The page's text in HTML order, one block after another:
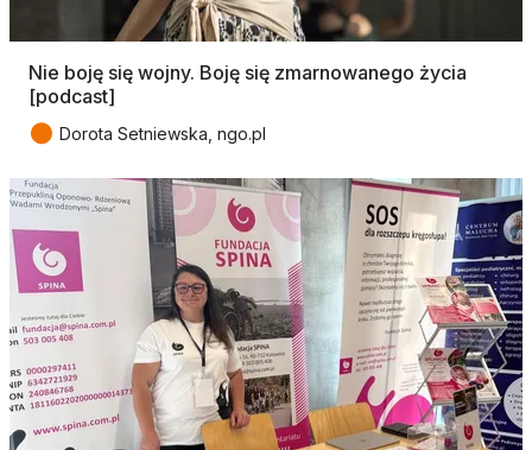
Nie boję się wojny. Boję się zmarnowanego życia
[podcast]
● Dorota Setniewska, ngo.pl